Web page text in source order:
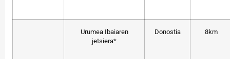
Urumea Ibaiaren
jetsiera*
Donostia 8km